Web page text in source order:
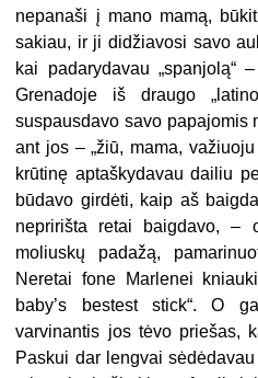
nepanaši į mano mamą,
sakiau, ir ji didžiavosi savo
kai padarydavau „spanjolą“
Grenadoje iš draugo
suspausdavo savo papajomis
ant jos – „žiū, mama,
krūtinę aptaškydavau dailiu
būdavo girdėti, kaip aš
nepririšta retai baigdavo, –
moliuskų padažą,
Neretai fone Marlenei
baby’s bestest stick“. O
varvinantis jos tėvo priešas,
Paskui dar lengvai